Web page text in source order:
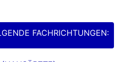
FACHRICHTUNGEN: